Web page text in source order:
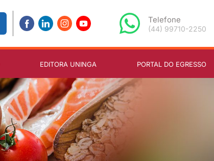
Telefone
(44) 99710-2250
EDITORA UNINGA PORTAL DO EGRESSO